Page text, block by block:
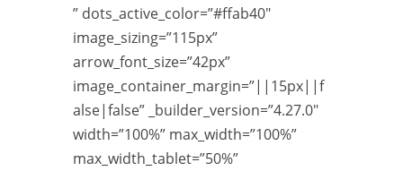
” dots_active_color=”#ffab40″
image_sizing=”115px”
arrow_font_size=”42px”
image_container_margin=”||15px||f
alse|false” _builder_version=”4.27.0″
width=”100%” max_width=”100%”
max_width_tablet=”50%”